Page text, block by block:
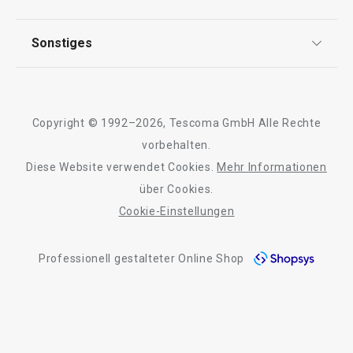
Kontaktformular
Qualität
Sonstiges
Barrierefreiheit
Copyright © 1992–2026, Tescoma GmbH Alle Rechte
vorbehalten.
Diese Website verwendet Cookies.Mehr Informationen
über Cookies.
Cookie-Einstellungen
Professionell gestalteter Online Shop